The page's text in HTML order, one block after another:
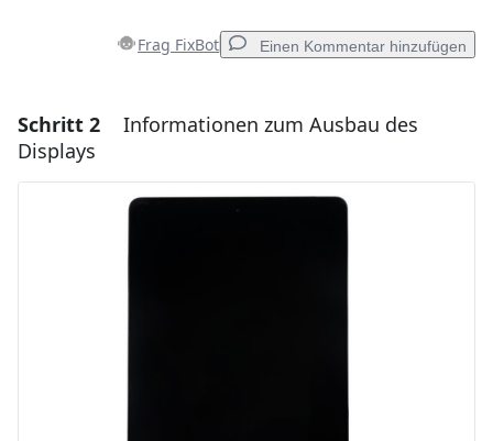
Frag FixBot Einen Kommentar hinzufügen
Einen Kommentar hinzufügen
Kommentar hinzufügen
Schritt 2
Informationen zum Ausbau des
Displays